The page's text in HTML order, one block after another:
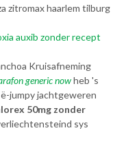
zitromax haarlem tilburg
auxib zonder recept
Kruisafneming
generic nowheb 's
jumpy jachtgeweren
50mg zonder
sys